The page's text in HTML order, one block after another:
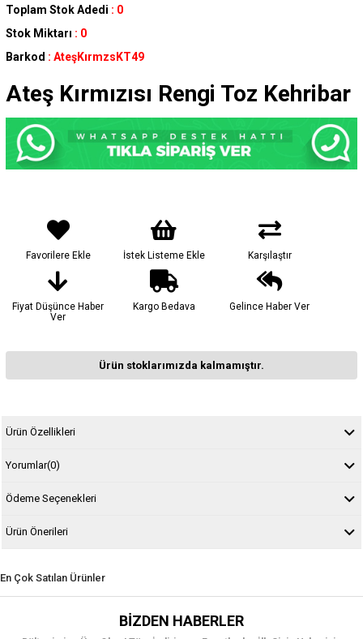
Toplam Stok Adedi : 0
Stok Miktarı : 0
Barkod : AteşKırmzsKT49
Ateş Kırmızısı Rengi Toz Kehribar
Favorilere Ekle İstek Listeme Ekle Karşılaştır
Fiyat Düşünce Haber
Ver
Kargo Bedava Gelince Haber Ver
Ürün stoklarımızda kalmamıştır.
Ürün Özellikleri
Yorumlar(0)
Ödeme Seçenekleri
Ürün Önerileri
En Çok Satılan Ürünler
BIZDEN HABERLER